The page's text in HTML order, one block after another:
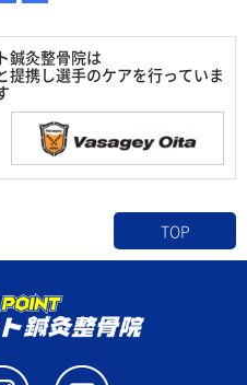
鍼灸整骨院は
提携し選手のケアを行っていま
TOP